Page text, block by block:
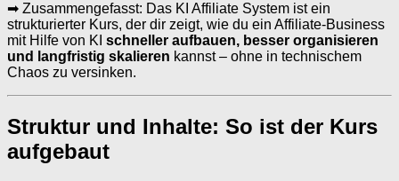
➡ Zusammengefasst: Das KI Affiliate System ist ein
strukturierter Kurs, der dir zeigt, wie du ein Affiliate-Business
mit Hilfe von KI schneller aufbauen, besser organisieren
und langfristig skalieren kannst – ohne in technischem
Chaos zu versinken.
Struktur und Inhalte: So ist der Kurs
aufgebaut